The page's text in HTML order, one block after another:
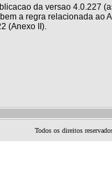
da versao 4.0.227
a regra relacionada ao
(Anexo II).
Todos os direitos